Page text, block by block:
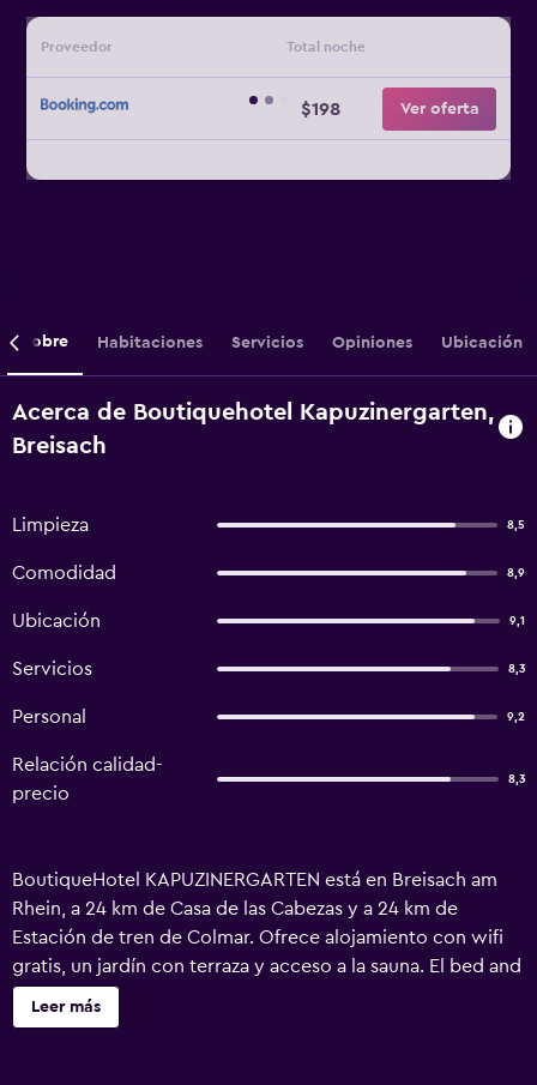
Proveedor Total noche
$198 Ver oferta
Sobre Habitaciones Servicios Opiniones Ubicación
Acerca de Boutiquehotel Kapuzinergarten,
Breisach
Limpieza 8,5
Comodidad 8,9
Ubicación 9,1
Servicios 8,3
Personal 9,2
Relación calidad-
precio
8,3
BoutiqueHotel KAPUZINERGARTEN está en Breisach am
Rhein, a 24 km de Casa de las Cabezas y a 24 km de
Estación de tren de Colmar. Ofrece alojamiento con wifi
gratis, un jardín con terraza y acceso a la sauna. El bed and
breakfast ofrece zona de estar con TV de pantalla plana y
baño privado con artículos de aseo gratuitos, secador de
Leer más